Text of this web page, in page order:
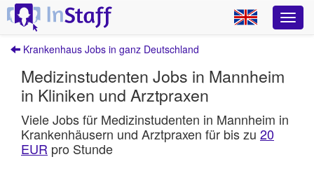
Krankenhaus Jobs in ganz Deutschland
Medizinstudenten Jobs in Mannheim
in Kliniken und Arztpraxen
Viele Jobs für Medizinstudenten in Mannheim in
Krankenhäusern und Arztpraxen für bis zu 20
EUR pro Stunde